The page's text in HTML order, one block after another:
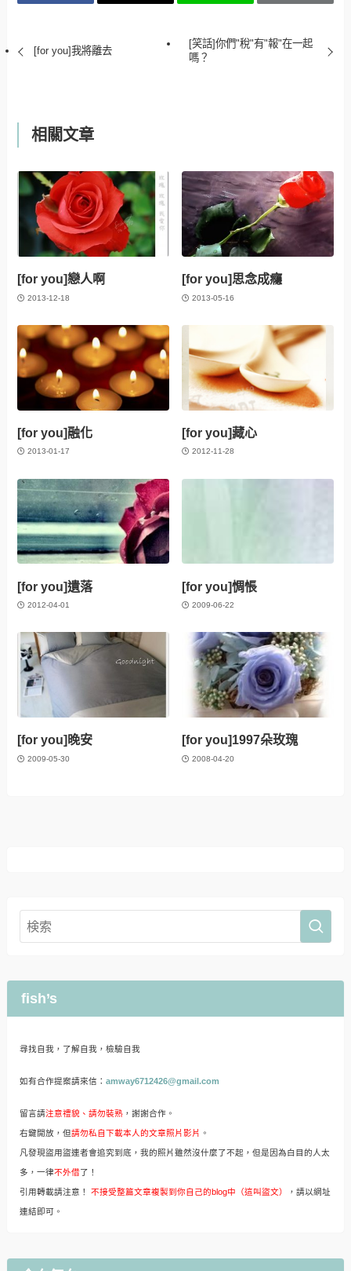
[for you]我將離去
[笑話]你們"稅"有"報"在一起
嗎？
相關文章
[for you]戀人啊
2013-12-18
[for you]思念成癮
2013-05-16
[for you]融化
2013-01-17
[for you]藏心
2012-11-28
[for you]遺落
2012-04-01
[for you]惆悵
2009-06-22
[for you]晚安
2009-05-30
[for you]1997朵玫瑰
2008-04-20
fish’s
尋找自我，了解自我，檢驗自我
如有合作提案請來信： amway6712426@gmail.com
留言請注意禮貌、請勿裝熟，謝謝合作。
右鍵開放，但請勿私自下載本人的文章照片影片 。
凡發現盜用盜連者會追究到底，我的照片雖然沒什麼了不起，但是因為白目的人太
多，一律不外借了！
引用轉載請注意！ 不接受整篇文章複製到你自己的blog中（這叫盜文） ，請以網址
連結即可。